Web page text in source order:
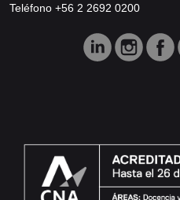
Teléfono +56 2 2692 0200